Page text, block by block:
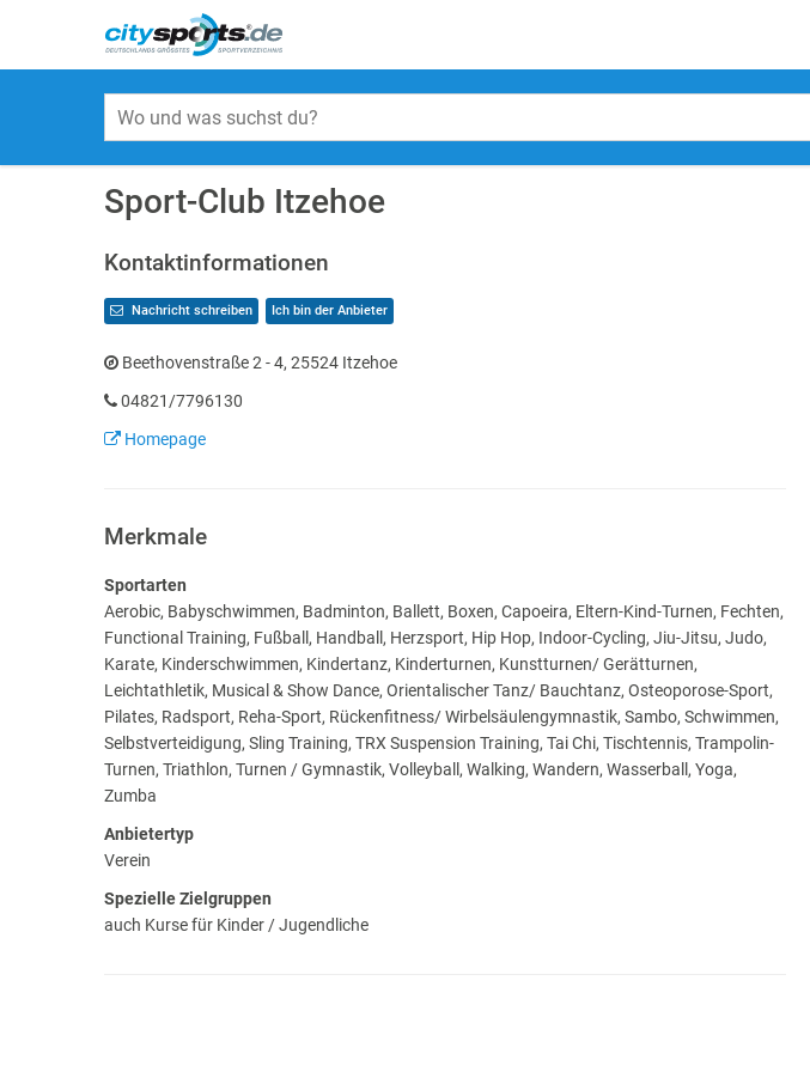
Sport-Club Itzehoe
Kontaktinformationen
Nachricht schreiben Ich bin der Anbieter
Beethovenstraße 2 - 4, 25524 Itzehoe
04821/7796130
Homepage
Merkmale
Sportarten
Aerobic, Babyschwimmen, Badminton, Ballett, Boxen, Capoeira, Eltern-Kind-Turnen, Fechten,
Functional Training, Fußball, Handball, Herzsport, Hip Hop, Indoor-Cycling, Jiu-Jitsu, Judo,
Karate, Kinderschwimmen, Kindertanz, Kinderturnen, Kunstturnen/ Gerätturnen,
Leichtathletik, Musical & Show Dance, Orientalischer Tanz/ Bauchtanz, Osteoporose-Sport,
Pilates, Radsport, Reha-Sport, Rückenfitness/ Wirbelsäulengymnastik, Sambo, Schwimmen,
Selbstverteidigung, Sling Training, TRX Suspension Training, Tai Chi, Tischtennis, Trampolin-
Turnen, Triathlon, Turnen / Gymnastik, Volleyball, Walking, Wandern, Wasserball, Yoga,
Zumba
Anbietertyp
Verein
Spezielle Zielgruppen
auch Kurse für Kinder / Jugendliche